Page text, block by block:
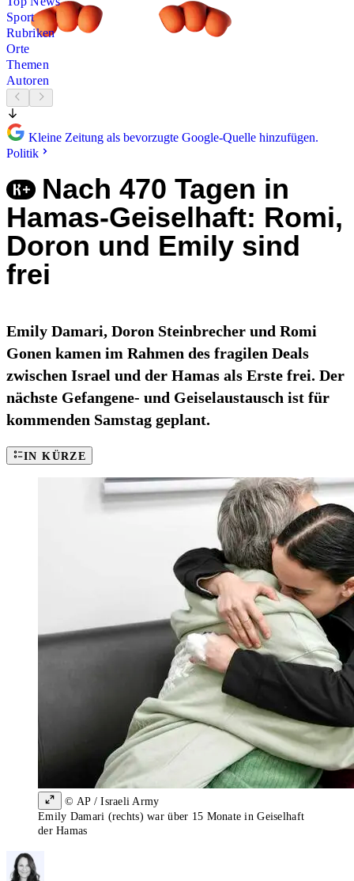
Sport
Rubriken
Orte
Themen
Autoren
Kleine Zeitung als bevorzugte Google-Quelle hinzufügen.
Politik
Nach 470 Tagen in
Hamas-Geiselhaft: Romi,
Doron und Emily sind
frei
Emily Damari, Doron Steinbrecher und Romi
Gonen kamen im Rahmen des fragilen Deals
zwischen Israel und der Hamas als Erste frei. Der
nächste Gefangene- und Geiselaustausch ist für
kommenden Samstag geplant.
IN KÜRZE
© AP / Israeli Army
Emily Damari (rechts) war über 15 Monate in Geiselhaft
der Hamas